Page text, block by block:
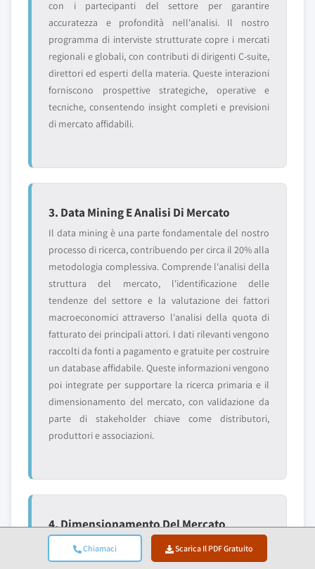
Chiamaci Scarica Il PDF Gratuito
con i partecipanti del settore per garantire
accuratezza e profondità nell'analisi. Il nostro
programma di interviste strutturate copre i mercati
regionali e globali, con contributi di dirigenti C-suite,
direttori ed esperti della materia. Queste interazioni
forniscono prospettive strategiche, operative e
tecniche, consentendo insight completi e previsioni
di mercato affidabili.
3. Data Mining E Analisi Di Mercato
Il data mining è una parte fondamentale del nostro
processo di ricerca, contribuendo per circa il 20% alla
metodologia complessiva. Comprende l'analisi della
struttura del mercato, l'identificazione delle
tendenze del settore e la valutazione dei fattori
macroeconomici attraverso l'analisi della quota di
fatturato dei principali attori. I dati rilevanti vengono
raccolti da fonti a pagamento e gratuite per costruire
un database affidabile. Queste informazioni vengono
poi integrate per supportare la ricerca primaria e il
dimensionamento del mercato, con validazione da
parte di stakeholder chiave come distributori,
produttori e associazioni.
4. Dimensionamento Del Mercato
Il nostro dimensionamento del mercato è costruito
su un approccio bottom-up, partendo dai dati di